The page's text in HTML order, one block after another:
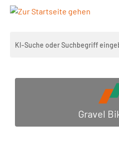
Zum Hauptinhalt springen
Gravel